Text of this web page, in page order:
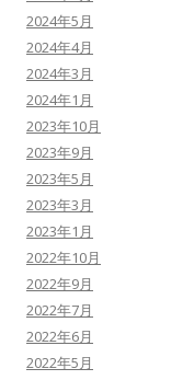
2024年5月
2024年4月
2024年3月
2024年1月
2023年10月
2023年9月
2023年5月
2023年3月
2023年1月
2022年10月
2022年9月
2022年7月
2022年6月
2022年5月